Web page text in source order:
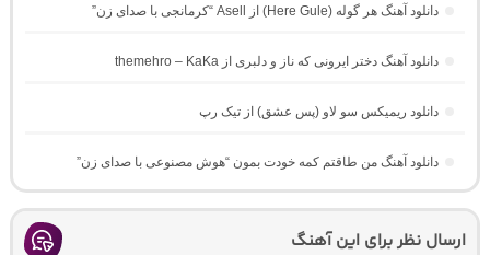
دانلود آهنگ هر گوله (Here Gule) از Asell “کرمانجی با صدای زن”
دانلود آهنگ دختر ایرونی که ناز و دلبری از themehro – KaKa
دانلود ریمیکس سو لاو (پس عشق) از تیک رپ
دانلود آهنگ من طاقتم کمه خودت بمون “هوش مصنوعی با صدای زن”
ارسال نظر برای این آهنگ